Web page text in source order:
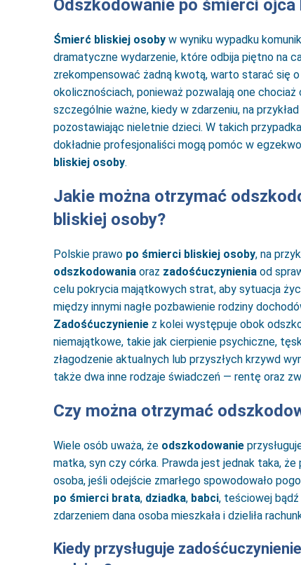
Odszkodowanie po śmierci ojca
Śmierć bliskiej osoby w wyniku wypadku
dramatyczne wydarzenie, które odbija piętno na
zrekompensować żadną kwotą, warto starać się o
okolicznościach, ponieważ pozwalają one
szczególnie ważne, kiedy w zdarzeniu, na
pozostawiając nieletnie dzieci. W takich
dokładnie profesjonaliści mogą pomóc w
bliskiej osoby.
Jakie można otrzymać
bliskiej osoby?
Polskie prawo po śmierci bliskiej osoby, na
odszkodowania oraz zadośćuczynienia od
celu pokrycia majątkowych strat, aby sytuacja
między innymi nagłe pozbawienie rodziny
Zadośćuczynienie z kolei występuje obok
niemajątkowe, takie jak cierpienie psychiczne,
złagodzenie aktualnych lub przyszłych krzywd
także dwa inne rodzaje świadczeń — rentę oraz
Czy można otrzymać
Wiele osób uważa, że odszkodowanie
matka, syn czy córka. Prawda jest jednak taka,
osoba, jeśli odejście zmarłego spowodowało
po śmierci brata, dziadka, babci, teściowej bądź
zdarzeniem dana osoba mieszkała i dzieliła
Kiedy przysługuje